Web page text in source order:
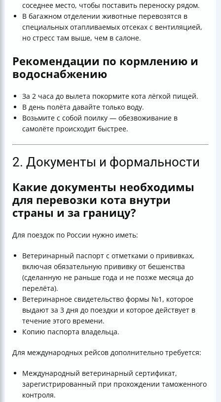
соседнее место, чтобы поставить переноску рядом.
В багажном отделении животные перевозятся в
специальных отапливаемых отсеках с вентиляцией,
но стресс там выше, чем в салоне.
Рекомендации по кормлению и
водоснабжению
За 2 часа до вылета покормите кота лёгкой пищей.
В день полёта давайте только воду.
Возьмите с собой поилку — обезвоживание в
самолёте происходит быстрее.
2. Документы и формальности
Какие документы необходимы
для перевозки кота внутри
страны и за границу?
Для поездок по России нужно иметь:
Ветеринарный паспорт с отметками о прививках,
включая обязательную прививку от бешенства
(сделанную не раньше года и не позже месяца до
перелёта).
Ветеринарное свидетельство формы №1, которое
выдают за 3 дня до поездки и которое действует в
течение этого времени.
Копию паспорта владельца.
Для международных рейсов дополнительно требуется:
Международный ветеринарный сертификат,
зарегистрированный при прохождении таможенного
контроля.